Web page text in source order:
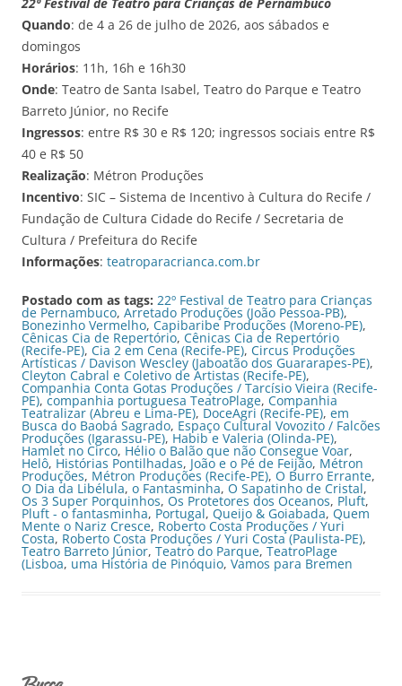
Quando: de 4 a 26 de julho de 2026, aos sábados e
domingos
Horários: 11h, 16h e 16h30
Onde: Teatro de Santa Isabel, Teatro do Parque e Teatro
Barreto Júnior, no Recife
Ingressos: entre R$ 30 e R$ 120; ingressos sociais entre R$
40 e R$ 50
Realização: Métron Produções
Incentivo: SIC – Sistema de Incentivo à Cultura do Recife /
Fundação de Cultura Cidade do Recife / Secretaria de
Cultura / Prefeitura do Recife
Informações: teatroparacrianca.com.br
Postado com as tags: 22º Festival de Teatro para Crianças
de Pernambuco, Arretado Produções (João Pessoa-PB),
Bonezinho Vermelho, Capibaribe Produções (Moreno-PE),
Cênicas Cia de Repertório, Cênicas Cia de Repertório
(Recife-PE), Cia 2 em Cena (Recife-PE), Circus Produções
Artísticas / Davison Wescley (Jaboatão dos Guararapes-PE),
Cleyton Cabral e Coletivo de Artistas (Recife-PE),
Companhia Conta Gotas Produções / Tarcísio Vieira (Recife-
PE), companhia portuguesa TeatroPlage, Companhia
Teatralizar (Abreu e Lima-PE), DoceAgri (Recife-PE), em
Busca do Baobá Sagrado, Espaço Cultural Vovozito / Falcões
Produções (Igarassu-PE), Habib e Valeria (Olinda-PE),
Hamlet no Circo, Hélio o Balão que não Consegue Voar,
Helô, Histórias Pontilhadas, João e o Pé de Feijão, Métron
Produções, Métron Produções (Recife-PE), O Burro Errante,
O Dia da Libélula, o Fantasminha, O Sapatinho de Cristal,
Os 3 Super Porquinhos, Os Protetores dos Oceanos, Pluft,
Pluft - o fantasminha, Portugal, Queijo & Goiabada, Quem
Mente o Nariz Cresce, Roberto Costa Produções / Yuri
Costa, Roberto Costa Produções / Yuri Costa (Paulista-PE),
Teatro Barreto Júnior, Teatro do Parque, TeatroPlage
(Lisboa, uma História de Pinóquio, Vamos para Bremen